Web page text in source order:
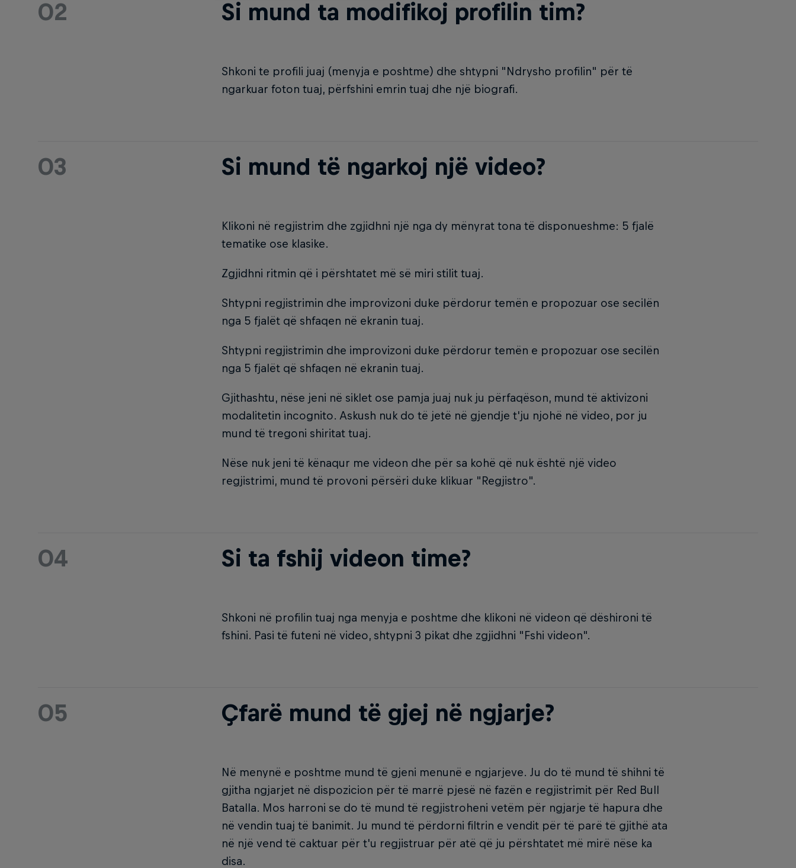
02 Si mund ta modifikoj profilin tim?
Shkoni te profili juaj (menyja e poshtme) dhe shtypni "Ndrysho profilin" për të
ngarkuar foton tuaj, përfshini emrin tuaj dhe një biografi.
03 Si mund të ngarkoj një video?
Klikoni në regjistrim dhe zgjidhni një nga dy mënyrat tona të disponueshme: 5 fjalë
tematike ose klasike.​
Zgjidhni ritmin që i përshtatet më së miri stilit tuaj.​
Shtypni regjistrimin dhe improvizoni duke përdorur temën e propozuar ose secilën
nga 5 fjalët që shfaqen në ekranin tuaj.​
Shtypni regjistrimin dhe improvizoni duke përdorur temën e propozuar ose secilën
nga 5 fjalët që shfaqen në ekranin tuaj.
Gjithashtu, nëse jeni në siklet ose pamja juaj nuk ju përfaqëson, mund të aktivizoni
modalitetin incognito. Askush nuk do të jetë në gjendje t'ju njohë në video, por ju
mund të tregoni shiritat tuaj.
Nëse nuk jeni të kënaqur me videon dhe për sa kohë që nuk është një video
regjistrimi, mund të provoni përsëri duke klikuar "Regjistro".
04 Si ta fshij videon time?
Shkoni në profilin tuaj nga menyja e poshtme dhe klikoni në videon që dëshironi të
fshini. Pasi të futeni në video, shtypni 3 pikat dhe zgjidhni "Fshi videon".
05 Çfarë mund të gjej në ngjarje?
Në menynë e poshtme mund të gjeni menunë e ngjarjeve. Ju do të mund të shihni të
gjitha ngjarjet në dispozicion për të marrë pjesë në fazën e regjistrimit për Red Bull
Batalla. Mos harroni se do të mund të regjistroheni vetëm për ngjarje të hapura dhe
në vendin tuaj të banimit. Ju mund të përdorni filtrin e vendit për të parë të gjithë ata
në një vend të caktuar për t'u regjistruar për atë që ju përshtatet më mirë nëse ka
disa.